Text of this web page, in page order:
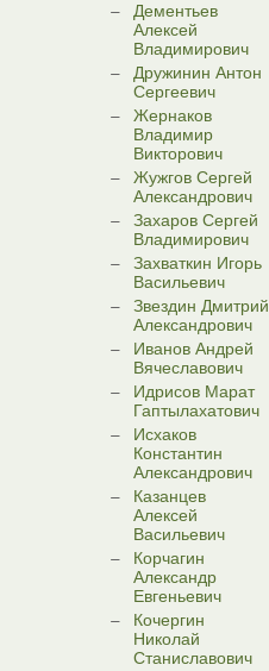
Дементьев
Алексей
Владимирович
Дружинин Антон
Сергеевич
Жернаков
Владимир
Викторович
Жужгов Сергей
Александрович
Захаров Сергей
Владимирович
Захваткин Игорь
Васильевич
Звездин Дмитрий
Александрович
Иванов Андрей
Вячеславович
Идрисов Марат
Гаптылахатович
Исхаков
Константин
Александрович
Казанцев
Алексей
Васильевич
Корчагин
Александр
Евгеньевич
Кочергин
Николай
Станиславович